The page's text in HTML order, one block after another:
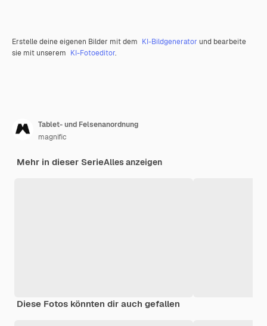
Erstelle deine eigenen Bilder mit dem KI-Bildgenerator und bearbeite
sie mit unserem KI-Fotoeditor.
Tablet- und Felsenanordnung
magnific
Mehr in dieser SerieAlles anzeigen
Diese Fotos könnten dir auch gefallen